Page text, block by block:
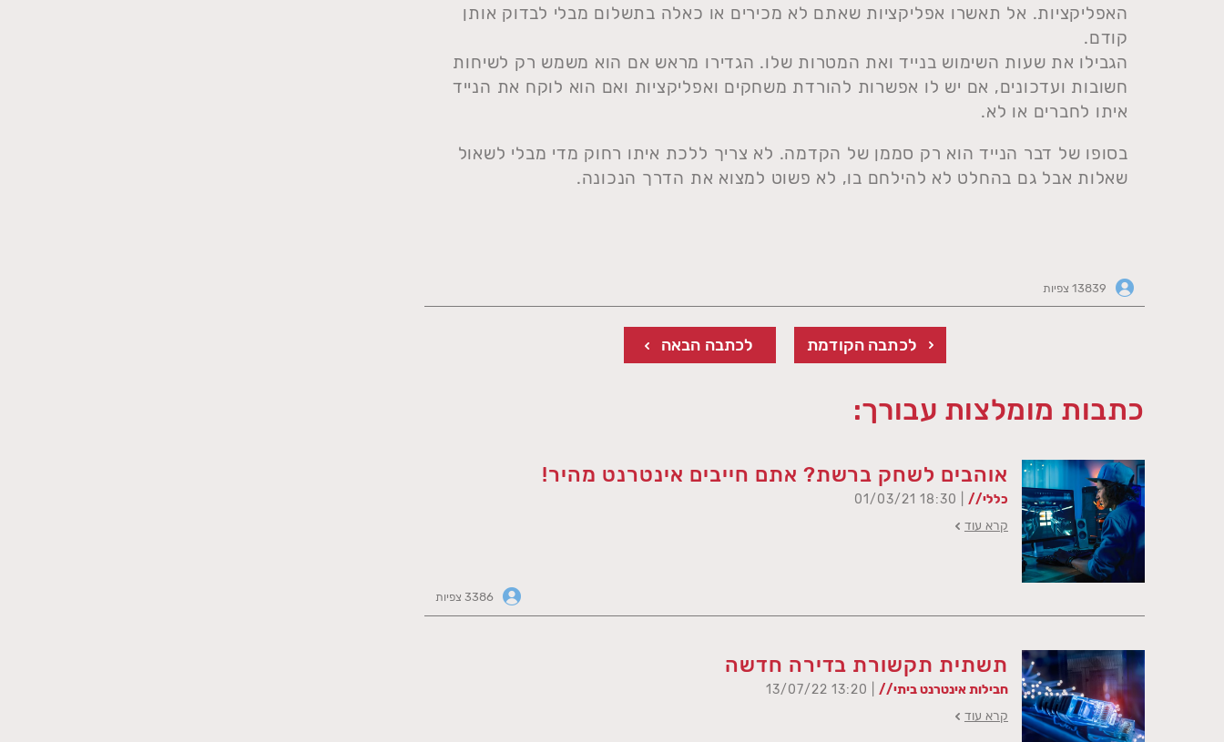
האפליקציות. אל תאשרו אפליקציות שאתם לא מכירים או כאלה בתשלום מבלי לבדוק אותן
קודם.
הגבילו את שעות השימוש בנייד ואת המטרות שלו. הגדירו מראש אם הוא משמש רק לשיחות
חשובות ועדכונים, אם יש לו אפשרות להורדת משחקים ואפליקציות ואם הוא לוקח את הנייד
איתו לחברים או לא.
בסופו של דבר הנייד הוא רק סממן של הקדמה. לא צריך ללכת איתו רחוק מדי מבלי לשאול
שאלות אבל גם בהחלט לא להילחם בו, לא פשוט למצוא את הדרך הנכונה.
לכתבה הקודמת לכתבה הבאה
כתבות מומלצות עבורך:
אוהבים לשחק ברשת? אתם חייבים אינטרנט מהיר!
כללי//
קרא עוד
תשתית תקשורת בדירה חדשה
חבילות אינטרנט ביתי//
קרא עוד